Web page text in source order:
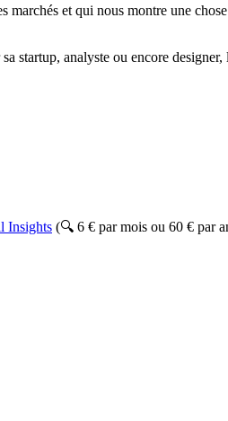
et qui nous montre une
startup, analyste ou encore
Insights (🔍 6 € par mois ou 60 € par